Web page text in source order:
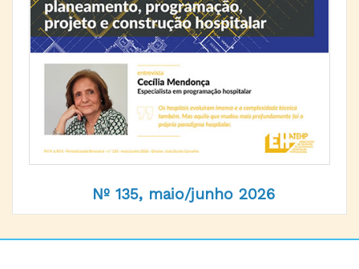
Nº 135, maio/junho 2026